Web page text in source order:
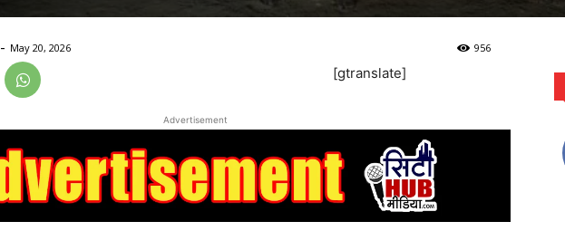
- May 20, 2026 956
[gtranslate]
Advertisement